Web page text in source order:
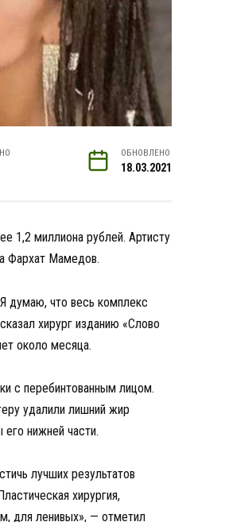
ОБНОВЛЕНО
18.03.2021
1,2 миллиона рублей. Артисту
Фархат Мамедов.
думаю, что весь комплекс
хирург изданию «Слово
около месяца.
с перебинтованным лицом.
удалили лишний жир
нижней части.
лучших результатов
хирургия,
для ленивых», — отметил